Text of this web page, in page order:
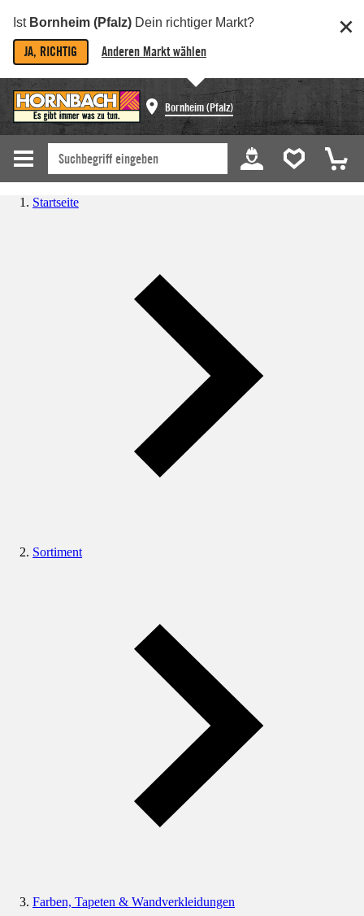
Ist Bornheim (Pfalz) Dein richtiger Markt?
JA, RICHTIG Anderen Markt wählen
Bornheim (Pfalz)
Startseite
Sortiment
Farben, Tapeten & Wandverkleidungen